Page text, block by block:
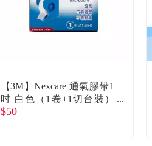
【3M】Nexcare 通氣膠帶1
吋 白色（1卷+1切台裝）
單入
$50